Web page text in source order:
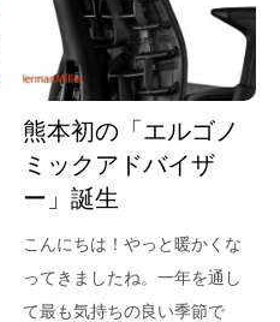
熊本初の「エルゴノ
ミックアドバイザ
ー」誕生
こんにちは！やっと暖かくな
ってきましたね。一年を通し
て最も気持ちの良い季節で